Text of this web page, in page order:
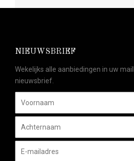
NIEUWSBRIEF
Wekelijks alle aanbiedingen in uw
nieuwsbrief.